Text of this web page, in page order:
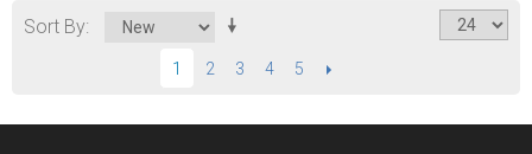
Sort By
1 2 3 4 5 NEXT